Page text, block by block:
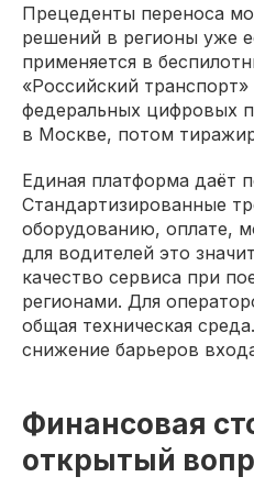
Прецеденты переноса
решений в регионы уже
применяется в
«Российский
федеральных цифровых
в Москве, потом
Единая платформа даёт
Стандартизированные
оборудованию, оплате,
для водителей это
качество сервиса при
регионами. Для
общая техническая
снижение барьеров
Финансовая
открытый